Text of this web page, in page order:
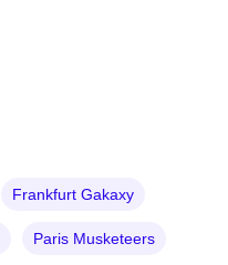
Frankfurt Gakaxy
Paris Musketeers